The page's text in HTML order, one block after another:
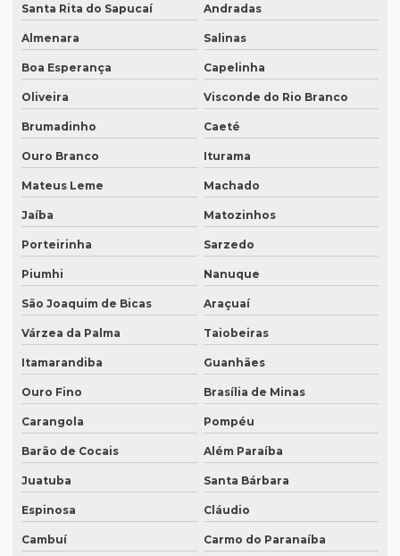
Empresa tradutora juramentada
Empresa tradutora juramentada em brasília
Empresa tradutora juramentada em recife
Empresa de tradutores juramentados
Empresa de tradutores juramentados em brasília
Empresas especializadas em tradução
Empresas que fazem tradução
Empresas que fazem tradução juramentada
Empresas que fazem tradução técnica
Empresas que prestam serviço de tradução
Empresas de tradução de artigos científicos em inglês
Empresas de tradução em curitiba
Empresas de tradução online
Empresas de tradução porto alegre
Santa Rita do Sapucaí Andradas
Almenara Salinas
Boa Esperança Capelinha
Oliveira Visconde do Rio Branco
Brumadinho Caeté
Ouro Branco Iturama
Mateus Leme Machado
Jaíba Matozinhos
Porteirinha Sarzedo
Piumhi Nanuque
São Joaquim de Bicas Araçuaí
Várzea da Palma Taiobeiras
Itamarandiba Guanhães
Ouro Fino Brasília de Minas
Carangola Pompéu
Barão de Cocais Além Paraíba
Juatuba Santa Bárbara
Espinosa Cláudio
Cambuí Carmo do Paranaíba